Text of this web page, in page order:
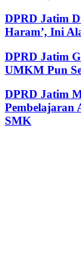
DPRD Jatim
Haram’, Ini
DPRD Jatim
UMKM Pun
DPRD Jatim
Pembelajaran
SMK